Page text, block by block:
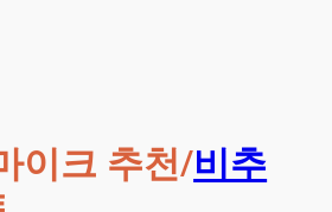
이크 추천/비추